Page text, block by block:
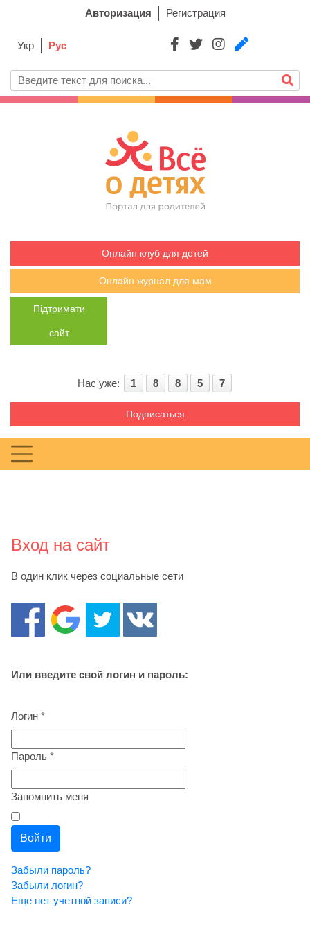
Авторизация Регистрация
Укр Рус
Онлайн клуб для детей
Онлайн журнал для мам
Підтримати
сайт
Нас уже: 1 8 8 5 7
Подписаться
Вход на сайт
В один клик через социальные сети
Или введите свой логин и пароль:
Логин *
Пароль *
Запомнить меня
Войти
Забыли пароль?
Забыли логин?
Еще нет учетной записи?